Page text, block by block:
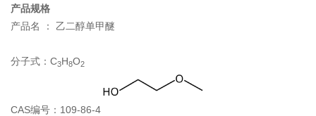
产品规格
产品名 ： 乙二醇单甲醚
分子式：C3H8O2
CAS编号：109-86-4